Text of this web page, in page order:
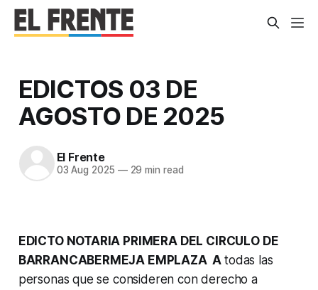
EDICTOS 03 DE
AGOSTO DE 2025
El Frente
03 Aug 2025 —29 min read
EDICTO NOTARIA PRIMERA DEL CIRCULO DE
BARRANCABERMEJA EMPLAZA Atodas las
personas que se consideren con derecho a